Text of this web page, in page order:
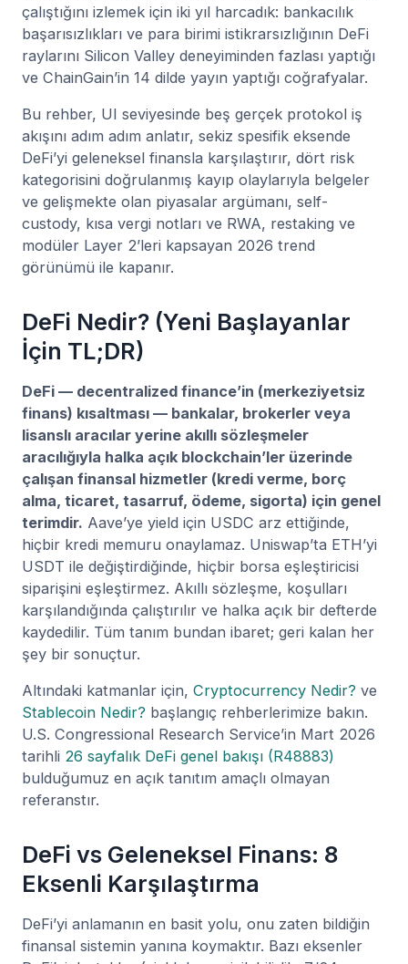
çalıştığını izlemek için iki yıl harcadık: bankacılık
başarısızlıkları ve para birimi istikrarsızlığının DeFi
raylarını Silicon Valley deneyiminden fazlası yaptığı
ve ChainGain’in 14 dilde yayın yaptığı coğrafyalar.
Bu rehber, UI seviyesinde beş gerçek protokol iş
akışını adım adım anlatır, sekiz spesifik eksende
DeFi’yi geleneksel finansla karşılaştırır, dört risk
kategorisini doğrulanmış kayıp olaylarıyla belgeler
ve gelişmekte olan piyasalar argümanı, self-
custody, kısa vergi notları ve RWA, restaking ve
modüler Layer 2’leri kapsayan 2026 trend
görünümü ile kapanır.
DeFi Nedir? (Yeni Başlayanlar
İçin TL;DR)
DeFi — decentralized finance’in (merkeziyetsiz
finans) kısaltması — bankalar, brokerler veya
lisanslı aracılar yerine akıllı sözleşmeler
aracılığıyla halka açık blockchain’ler üzerinde
çalışan finansal hizmetler (kredi verme, borç
alma, ticaret, tasarruf, ödeme, sigorta) için genel
terimdir. Aave’ye yield için USDC arz ettiğinde,
hiçbir kredi memuru onaylamaz. Uniswap’ta ETH’yi
USDT ile değiştirdiğinde, hiçbir borsa eşleştiricisi
siparişini eşleştirmez. Akıllı sözleşme, koşulları
karşılandığında çalıştırılır ve halka açık bir defterde
kaydedilir. Tüm tanım bundan ibaret; geri kalan her
şey bir sonuçtur.
Altındaki katmanlar için, Cryptocurrency Nedir? ve
Stablecoin Nedir? başlangıç rehberlerimize bakın.
U.S. Congressional Research Service’in Mart 2026
tarihli 26 sayfalık DeFi genel bakışı (R48883)
bulduğumuz en açık tanıtım amaçlı olmayan
referanstır.
DeFi vs Geleneksel Finans: 8
Eksenli Karşılaştırma
DeFi’yi anlamanın en basit yolu, onu zaten bildiğin
finansal sistemin yanına koymaktır. Bazı eksenler